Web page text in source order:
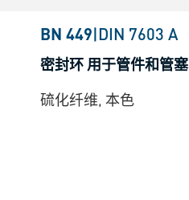
BN 449|DIN 7603 A
密封环 用于管件和管塞
硫化纤维, 本色